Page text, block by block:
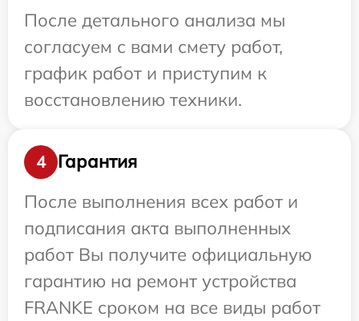
После детального анализа мы
согласуем с вами смету работ,
график работ и приступим к
восстановлению техники.
4
Гарантия
После выполнения всех работ и
подписания акта выполненных
работ Вы получите официальную
гарантию на ремонт устройства
FRANKE сроком на все виды работ